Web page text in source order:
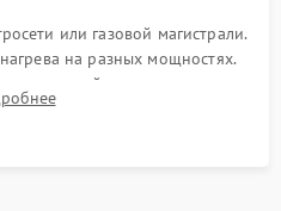
или газовой магистрали.
на разных мощностях.
таймера, индикаторов
защиты от перегрева.